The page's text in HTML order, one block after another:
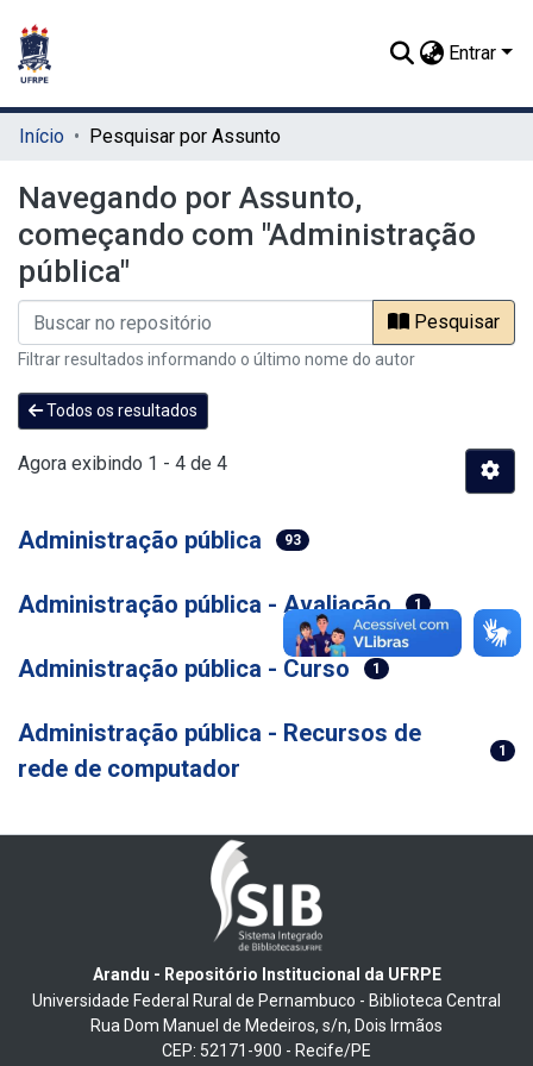
Entrar
Início Pesquisar por Assunto
Navegando por Assunto,
começando com "Administração
pública"
Pesquisar
Filtrar resultados informando o último nome do autor
Todos os resultados
Agora exibindo 1 - 4 de 4
Administração pública 93
Administração pública - Avaliação 1
Administração pública - Curso 1
Administração pública - Recursos de
rede de computador
1
Arandu - Repositório Institucional da UFRPE
Universidade Federal Rural de Pernambuco - Biblioteca Central
Rua Dom Manuel de Medeiros, s/n, Dois Irmãos
CEP: 52171-900 - Recife/PE